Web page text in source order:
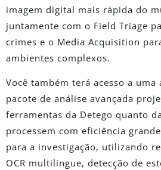
imagem digital mais rápida do
juntamente com o Field Triage
crimes e o Media Acquisition
ambientes complexos.
Você também terá acesso a
pacote de análise avançada
ferramentas da Detego quanto
processem com eficiência
para a investigação, utilizando
OCR multilíngue, detecção de